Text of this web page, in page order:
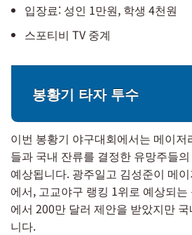
입장료: 성인 1만원, 학생 4천원
스포티비 TV 중계
봉황기 타자 투수
이번 봉황기 야구대회에서는 메이
들과 국내 잔류를 결정한 유망주들
예상됩니다. 광주일고 김성준이 메
에서, 고교야구 랭킹 1위로 예상되
에서 200만 달러 제안을 받았지만
니다.